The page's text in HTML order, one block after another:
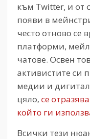
към Twitter, и от
появи в
често отново
платформи,
чатове. Освен
активистите си
медии и
цяло, се
който ги
Всички тези